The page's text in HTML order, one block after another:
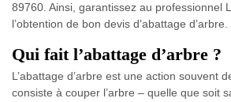
89760. Ainsi, garantissez au professionnel
l’obtention de bon devis d’abattage d’arbre.
Qui fait l’abattage d’arbre ?
L’abattage d’arbre est une action souvent
consiste à couper l’arbre – quelle que soit